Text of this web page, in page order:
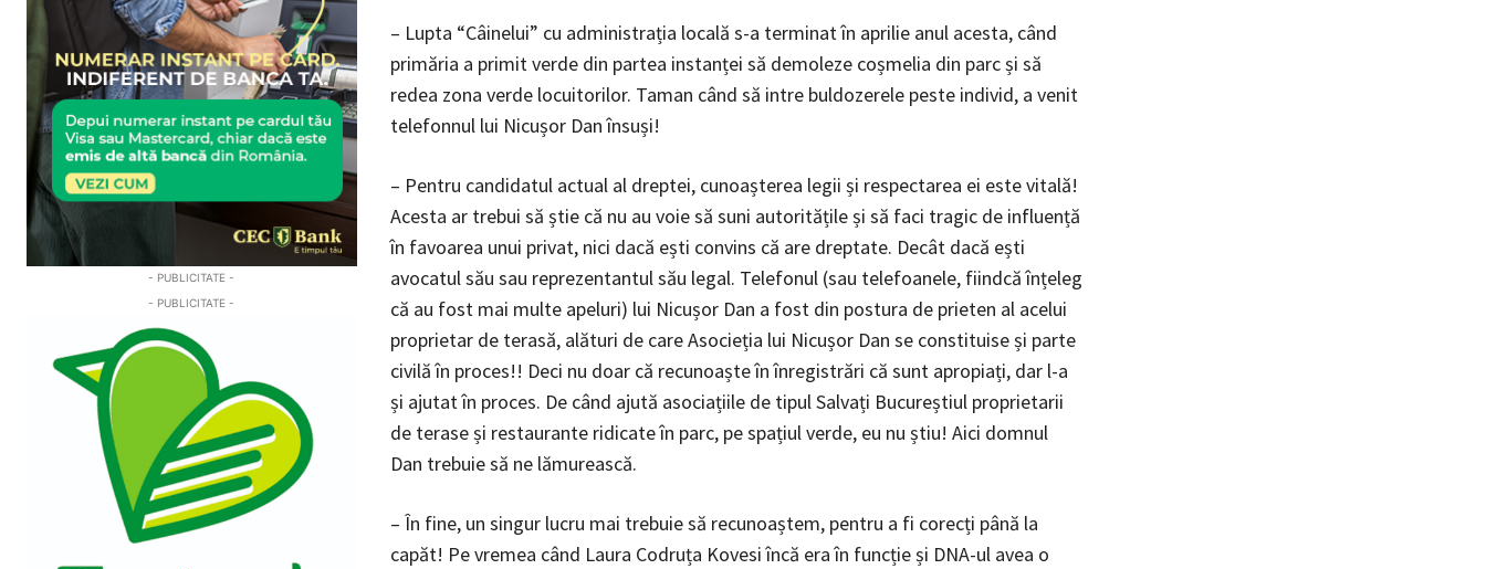
- PUBLICITATE -
- PUBLICITATE -
– Lupta “Câinelui” cu administrația locală s-a terminat în aprilie anul acesta, când
primăria a primit verde din partea instanței să demoleze coșmelia din parc și să
redea zona verde locuitorilor. Taman când să intre buldozerele peste individ, a venit
telefonnul lui Nicușor Dan însuși!
– Pentru candidatul actual al dreptei, cunoașterea legii și respectarea ei este vitală!
Acesta ar trebui să știe că nu au voie să suni autoritățile și să faci tragic de influență
în favoarea unui privat, nici dacă ești convins că are dreptate. Decât dacă ești
avocatul său sau reprezentantul său legal. Telefonul (sau telefoanele, fiindcă înțeleg
că au fost mai multe apeluri) lui Nicușor Dan a fost din postura de prieten al acelui
proprietar de terasă, alături de care Asocieția lui Nicușor Dan se constituise și parte
civilă în proces!! Deci nu doar că recunoaște în înregistrări că sunt apropiați, dar l-a
și ajutat în proces. De când ajută asociațiile de tipul Salvați Bucureștiul proprietarii
de terase și restaurante ridicate în parc, pe spațiul verde, eu nu știu! Aici domnul
Dan trebuie să ne lămurească.
– În fine, un singur lucru mai trebuie să recunoaștem, pentru a fi corecți până la
capăt! Pe vremea când Laura Codruța Kovesi încă era în funcție și DNA-ul avea o